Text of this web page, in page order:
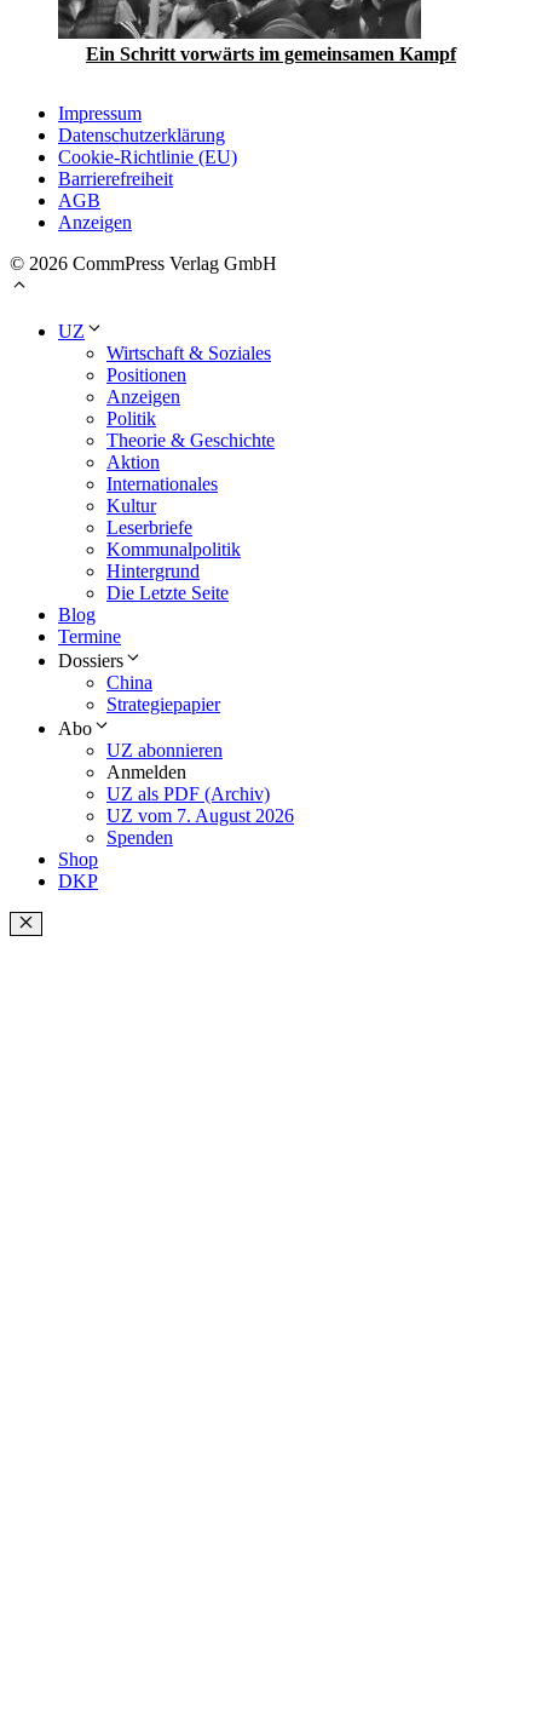
Ein Schritt vorwärts im gemeinsamen Kampf
Impressum
Datenschutzerklärung
Cookie-Richtlinie (EU)
Barrierefreiheit
AGB
Anzeigen
© 2026 CommPress Verlag GmbH
UZ
Wirtschaft & Soziales
Positionen
Anzeigen
Politik
Theorie & Geschichte
Aktion
Internationales
Kultur
Leserbriefe
Kommunalpolitik
Hintergrund
Die Letzte Seite
Blog
Termine
Dossiers
China
Strategiepapier
Abo
UZ abonnieren
Anmelden
UZ als PDF (Archiv)
UZ vom 7. August 2026
Spenden
Shop
DKP
Schließen